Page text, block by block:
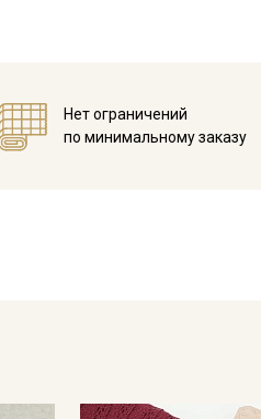
Нет ограничений
по минимальному заказу